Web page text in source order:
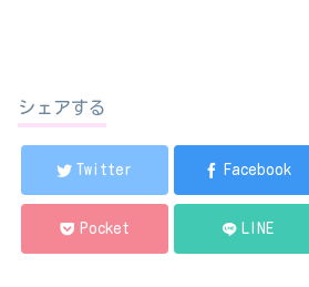
シェアする
Twitter Facebook
Pocket LINE